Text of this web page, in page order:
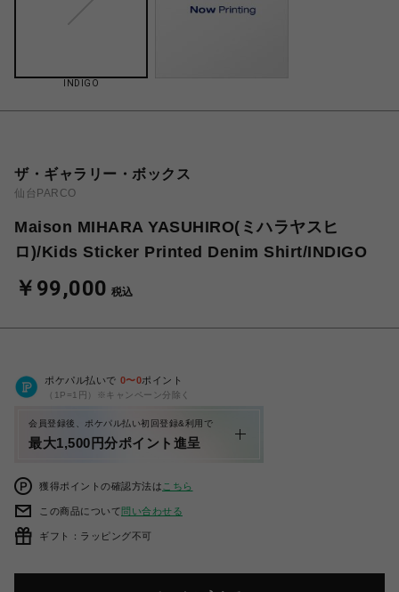
INDIGO
ザ・ギャラリー・ボックス
仙台PARCO
Maison MIHARA YASUHIRO(ミハラヤスヒ
ロ)/Kids Sticker Printed Denim Shirt/INDIGO
￥99,000 税込
ポケパル払いで 0〜0ポイント
（1P=1円）※キャンペーン分除く
会員登録後、ポケパル払い初回登録&利用で
最大1,500円分ポイント進呈
獲得ポイントの確認方法は こちら
この商品について問い合わせる
ギフト：ラッピング不可